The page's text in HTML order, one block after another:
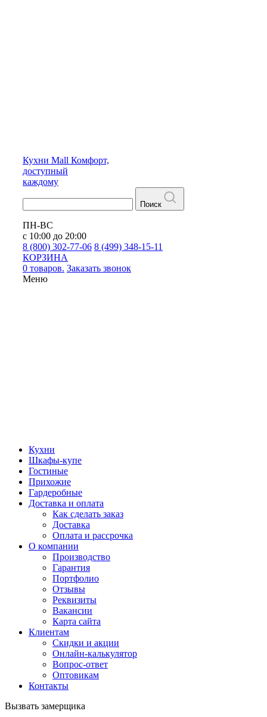
Кухни Mall Комфорт,
доступный
каждому
Поиск
ПН-ВС
с 10:00 до 20:00
8 (800) 302-77-06 8 (499) 348-15-11
КОРЗИНА
0 товаров. Заказать звонок
Меню
Кухни
Шкафы-купе
Гостиные
Прихожие
Гардеробные
Доставка и оплата
Как сделать заказ
Доставка
Оплата и рассрочка
О компании
Производство
Гарантия
Портфолио
Отзывы
Реквизиты
Вакансии
Карта сайта
Клиентам
Скидки и акции
Онлайн-калькулятор
Вопрос-ответ
Оптовикам
Контакты
Вызвать замерщика